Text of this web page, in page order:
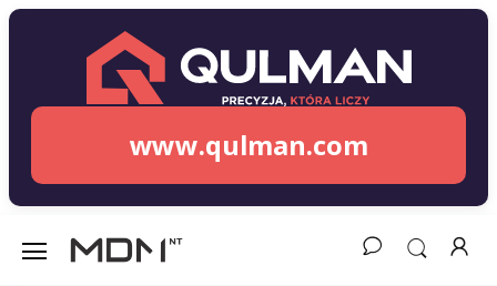
www.qulman.com